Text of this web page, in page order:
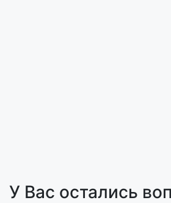
У Вас остались